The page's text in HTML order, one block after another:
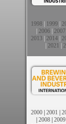
1998 1999
2006 2007
2013 2014
2021
2000 | 2001 |
| 2008 | 2009